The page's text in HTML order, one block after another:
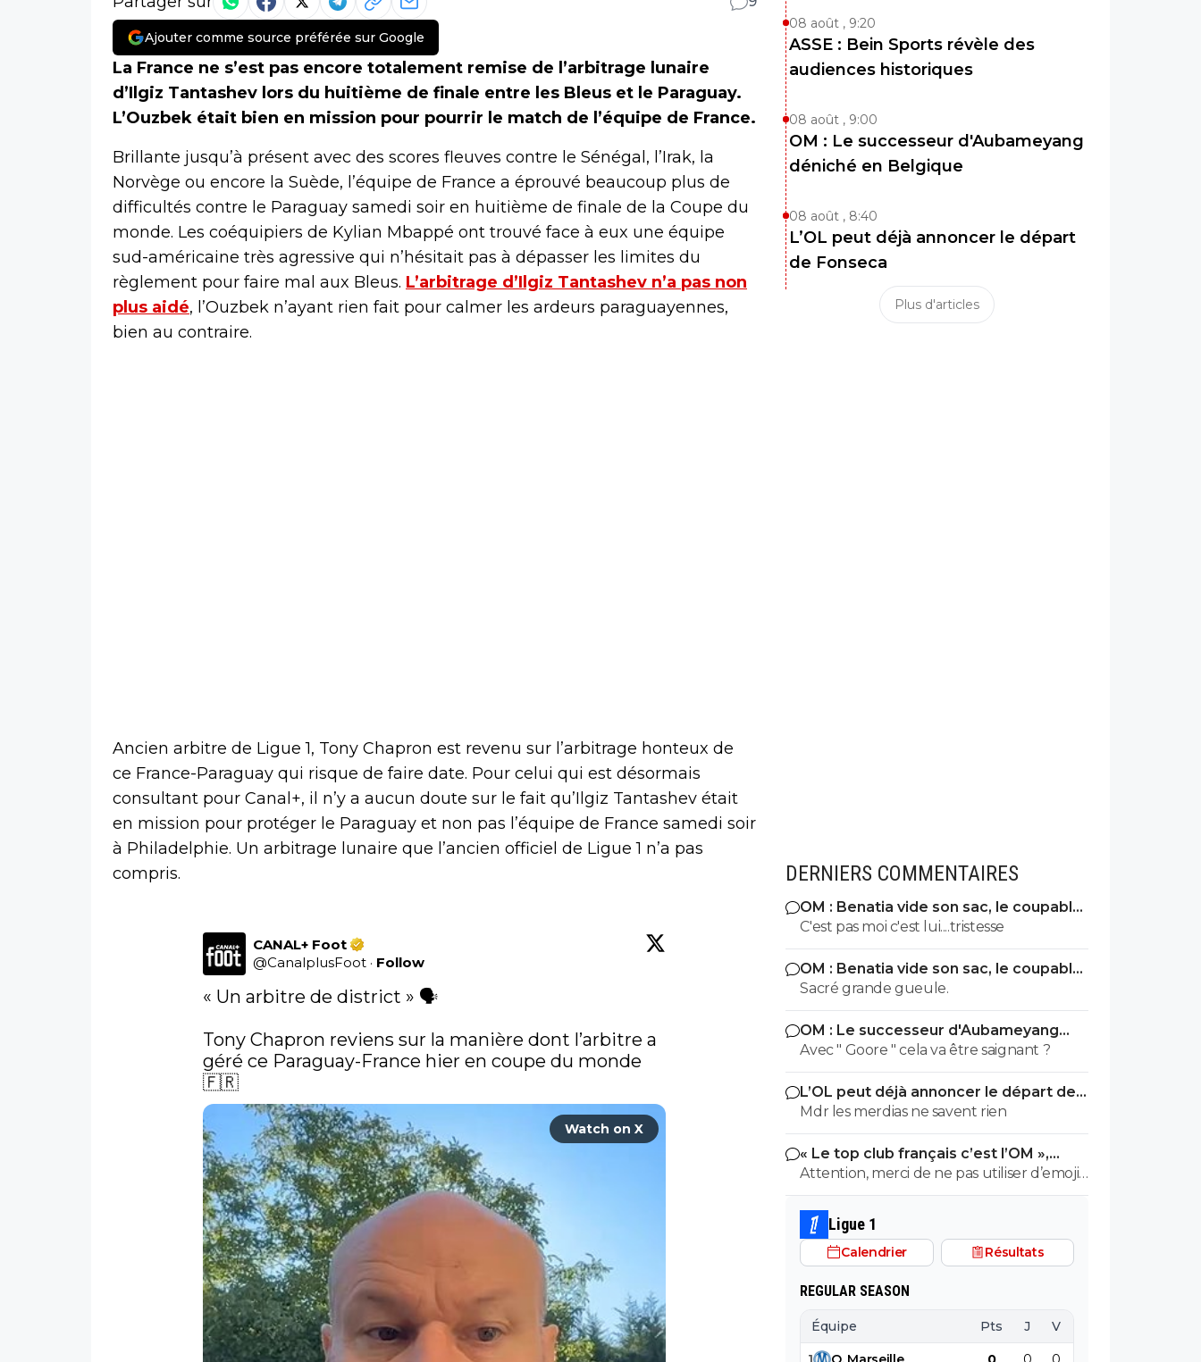
Ajouter comme source préférée sur Google
La France ne s’est pas encore totalement remise de l’arbitrage lunaire
d’Ilgiz Tantashev lors du huitième de finale entre les Bleus et le Paraguay.
L’Ouzbek était bien en mission pour pourrir le match de l’équipe de France.
Brillante jusqu’à présent avec des scores fleuves contre le Sénégal, l’Irak, la
Norvège ou encore la Suède, l’équipe de France a éprouvé beaucoup plus de
difficultés contre le Paraguay samedi soir en huitième de finale de la Coupe du
monde. Les coéquipiers de Kylian Mbappé ont trouvé face à eux une équipe
sud-américaine très agressive qui n’hésitait pas à dépasser les limites du
règlement pour faire mal aux Bleus. L’arbitrage d’Ilgiz Tantashev n’a pas non
plus aidé, l’Ouzbek n’ayant rien fait pour calmer les ardeurs paraguayennes,
bien au contraire.
Ancien arbitre de Ligue 1, Tony Chapron est revenu sur l’arbitrage honteux de
ce France-Paraguay qui risque de faire date. Pour celui qui est désormais
consultant pour Canal+, il n’y a aucun doute sur le fait qu’Ilgiz Tantashev était
en mission pour protéger le Paraguay et non pas l’équipe de France samedi soir
à Philadelphie. Un arbitrage lunaire que l’ancien officiel de Ligue 1 n’a pas
compris.
CANAL+ Foot
@CanalplusFoot · Follow
« Un arbitre de district » 🗣️
Tony Chapron reviens sur la manière dont l’arbitre a
géré ce Paraguay-France hier en coupe du monde
🇫🇷
Watch on X
08 août , 9:20
ASSE : Bein Sports révèle des
audiences historiques
08 août , 9:00
OM : Le successeur d'Aubameyang
déniché en Belgique
08 août , 8:40
L’OL peut déjà annoncer le départ
de Fonseca
Plus d'articles
DERNIERS COMMENTAIRES
OM : Benatia vide son sac, le coupable
prend cher
C'est pas moi c'est lui....tristesse
OM : Benatia vide son sac, le coupable
prend cher
Sacré grande gueule.
OM : Le successeur d'Aubameyang
déniché en BelgiqueAvec " Goore " cela va être saignant ?
L’OL peut déjà annoncer le départ de
Fonseca
Mdr les merdias ne savent rien
« Le top club français c’est l’OM »,
Adidas bouscule le PSG
Attention, merci de ne pas utiliser d’emojis
en la présence de Raymond Q qui a un
traumatisme de l enfance lié à ces
derniers; pour le soutenir, vous pouvez
adhérer à son association se prétendant
refusant catégoriquement l utilisation d
emojis bien trop populaire à son goût et
surtout incompréhensible pour ses gros
Ligue 1
Calendrier Résultats
REGULAR SEASON
Équipe Pts J V